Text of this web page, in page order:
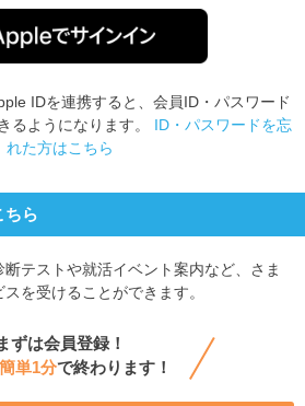
IDを連携すると、会員ID・パスワード
るようになります。 ID・パスワードを忘
れた方はこちら
ちら
断テストや就活イベント案内など、さま
を受けることができます。
ずは会員登録！
単1分で終わります！